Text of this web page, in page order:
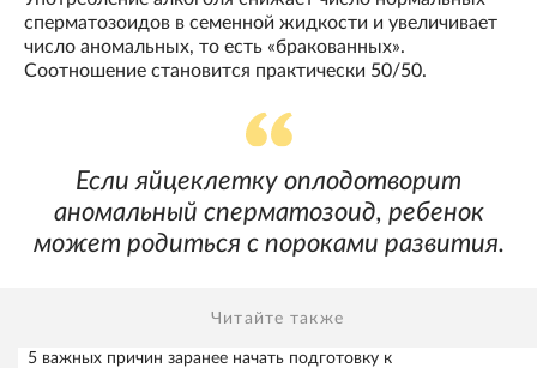
сперматозоидов в семенной жидкости и увеличивает
число аномальных, то есть «бракованных».
Соотношение становится практически 50/50.
Если яйцеклетку оплодотворит
аномальный сперматозоид, ребенок
может родиться с пороками развития.
Читайте также
5 важных причин заранее начать подготовку к